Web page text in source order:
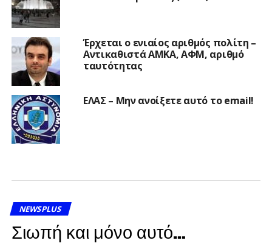
Έρχεται ο ενιαίος αριθμός πολίτη –
Αντικαθιστά ΑΜΚΑ, ΑΦΜ, αριθμό
ταυτότητας
ΕΛΑΣ – Μην ανοίξετε αυτό το email!
NEWSPLUS
Σιωπή και μόνο αυτό…